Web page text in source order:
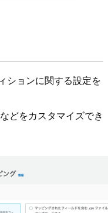
ションに関する設定を
どをカスタマイズでき